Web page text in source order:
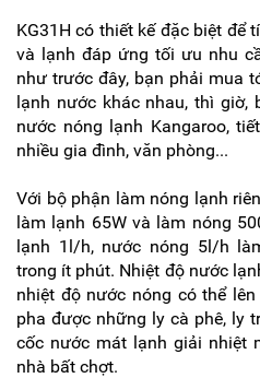
BỊ
NHÀ
BẾP
KANGAROO
BÌNH
NÓNG
LẠNH
HÀNG
GIA
DỤNG
TIN
KHUYẾN
MẠI
TIN
TỨC
SỰ
KG31H có thiết kế đặc biệt để
và lạnh đáp ứng tối ưu nhu
như trước đây, bạn phải mua
lạnh nước khác nhau, thì giờ,
nước nóng lạnh Kangaroo,
nhiều gia đình, văn phòng...
Với bộ phận làm nóng lạnh
làm lạnh 65W và làm nóng
lạnh 1l/h, nước nóng 5l/h
trong ít phút. Nhiệt độ nước
nhiệt độ nước nóng có thể
pha được những ly cà phê, ly
cốc nước mát lạnh giải nhiệt
nhà bất chợt.